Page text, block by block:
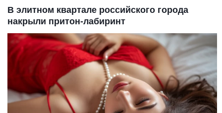
В элитном квартале российского города
накрыли притон-лабиринт